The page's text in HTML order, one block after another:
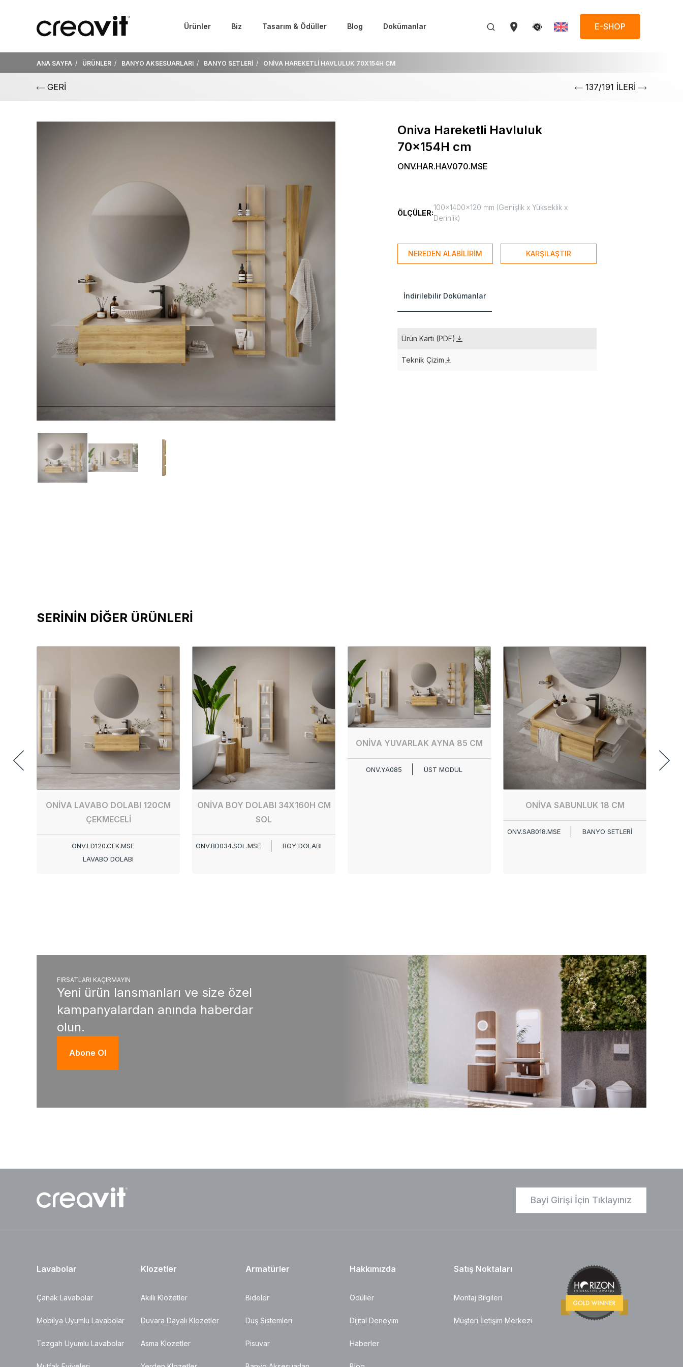
Ürünler Biz Tasarım & Ödüller Blog Dokümanlar E-SHOP
ANA SAYFA ÜRÜNLER BANYO AKSESUARLARI BANYO SETLERİ ONİVA HAREKETLİ HAVLULUK 70X154H CM
GERİ 137/191 İLERİ
Oniva Hareketli Havluluk
70x154H cm
ONV.HAR.HAV070.MSE
ÖLÇÜLER:
100x1400x120 mm (Genişlik x Yükseklik x
Derinlik)
NEREDEN ALABİLİRİM KARŞILAŞTIR
İndirilebilir Dokümanlar
Ürün Kartı (PDF)
Teknik Çizim
SERİNİN DİĞER ÜRÜNLERİ
ONİVA LAVABO DOLABI 120CM
ÇEKMECELİ
ONV.LD120.CEK.MSE
LAVABO DOLABI
ONİVA BOY DOLABI 34X160H CM
SOL
ONV.BD034.SOL.MSE BOY DOLABI
ONİVA YUVARLAK AYNA 85 CM
ONV.YA085 ÜST MODÜL
ONİVA SABUNLUK 18 CM
ONV.SAB018.MSE BANYO SETLERİ
FIRSATLARI KAÇIRMAYIN
Yeni ürün lansmanları ve size özel
kampanyalardan anında haberdar
olun.
Abone Ol
Bayi Girişi İçin Tıklayınız
Lavabolar
Çanak Lavabolar
Mobilya Uyumlu Lavabolar
Tezgah Uyumlu Lavabolar
Klozetler
Akıllı Klozetler
Duvara Dayalı Klozetler
Asma Klozetler
Armatürler
Bideler
Duş Sistemleri
Pisuvar
Hakkımızda
Ödüller
Dijital Deneyim
Haberler
Satış Noktaları
Montaj Bilgileri
Müşteri İletişim Merkezi